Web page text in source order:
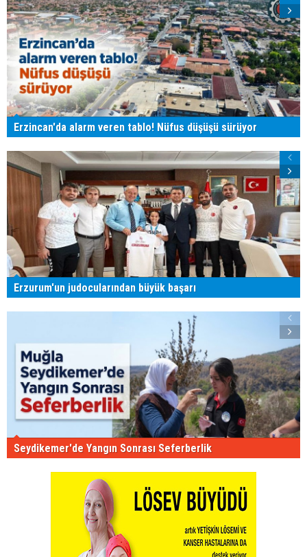
Erzincan'da alarm veren tablo! Nüfus düşüşü sürüyor
Erzurum'un judocularından büyük başarı
Seydikemer'de Yangın Sonrası Seferberlik